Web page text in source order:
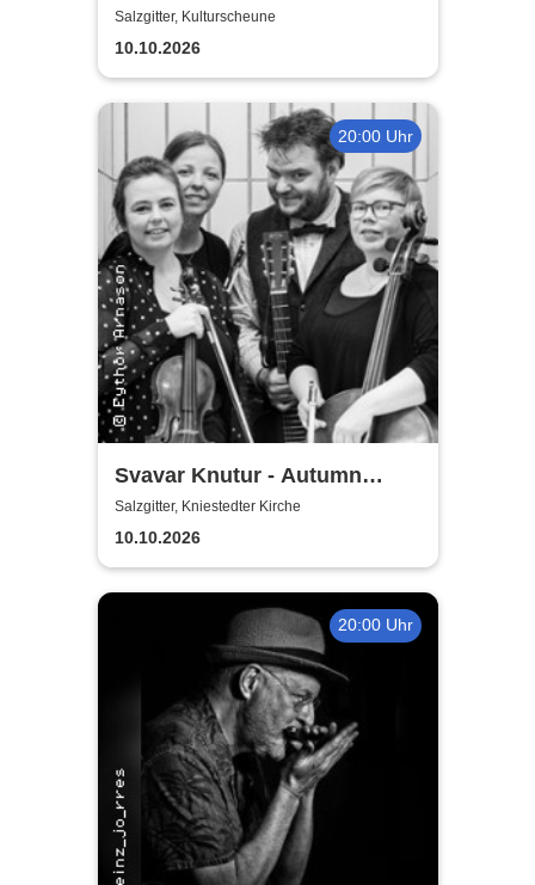
Depeche Mode
Salzgitter, Kulturscheune
10.10.2026
20:00 Uhr
Svavar Knutur - Autumn
String Trio Tour
Salzgitter, Kniestedter Kirche
10.10.2026
20:00 Uhr